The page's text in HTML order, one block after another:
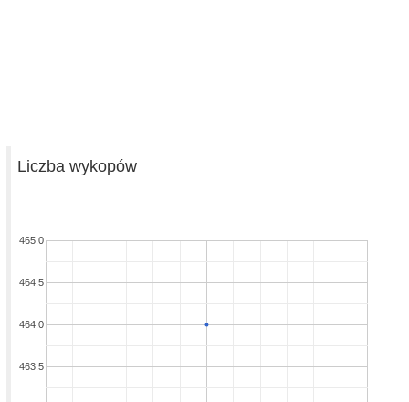
Liczba wykopów
463.5
464.0
464.5
465.0